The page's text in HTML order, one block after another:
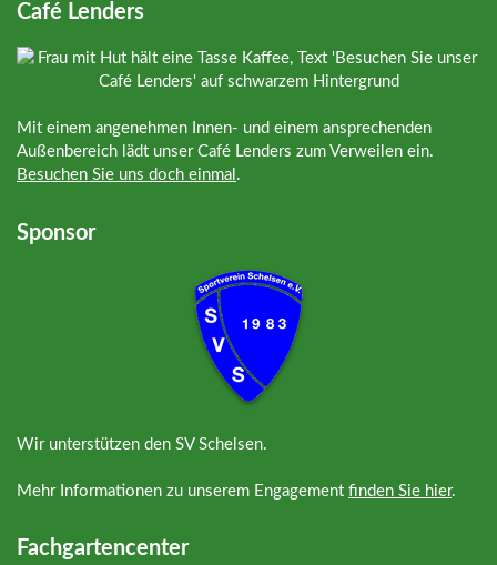
Café Lenders
Mit einem angenehmen Innen- und einem ansprechenden
Außenbereich lädt unser Café Lenders zum Verweilen ein.
Besuchen Sie uns doch einmal .
Sponsor
Wir unterstützen den SV Schelsen.
Mehr Informationen zu unserem Engagement finden Sie hier.
Fachgartencenter